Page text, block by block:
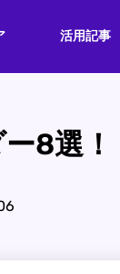
活用記事
8選！